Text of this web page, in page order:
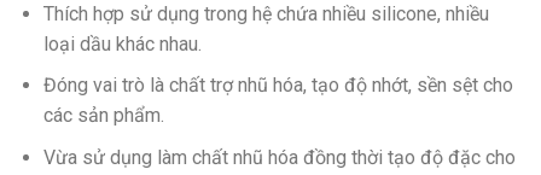
Thích hợp sử dụng trong hệ chứa nhiều silicone, nhiều
loại dầu khác nhau.
Đóng vai trò là chất trợ nhũ hóa, tạo độ nhớt, sền sệt cho
các sản phẩm.
Vừa sử dụng làm chất nhũ hóa đồng thời tạo độ đặc cho